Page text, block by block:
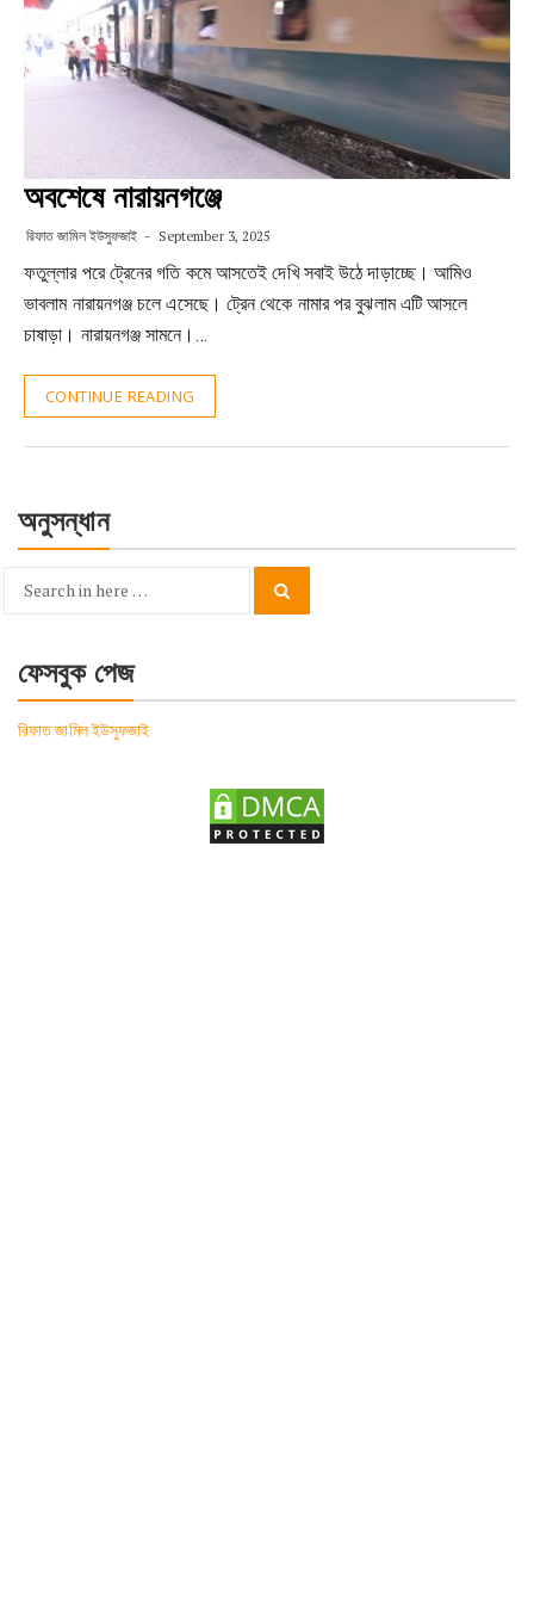
অবশেষে নারায়নগঞ্জে
রিফাত জামিল ইউসুফজাই September 3, 2025
ফতুল্লার পরে ট্রেনের গতি কমে আসতেই দেখি সবাই উঠে দাড়াচ্ছে। আমিও
ভাবলাম নারায়নগঞ্জ চলে এসেছে। ট্রেন থেকে নামার পর বুঝলাম এটি আসলে
চাষাড়া। নারায়নগঞ্জ সামনে।…
CONTINUE READING
অনুসন্ধান
Search
ফেসবুক পেজ
রিফাত জামিল ইউসুফজাই